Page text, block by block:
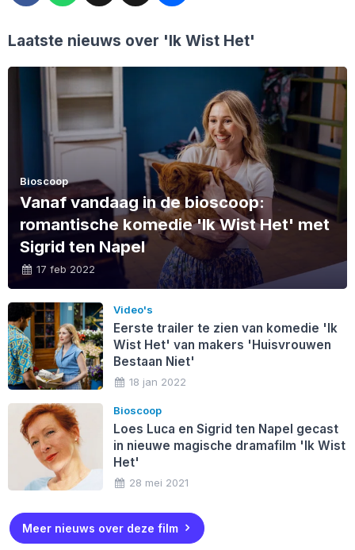
Laatste nieuws over 'Ik Wist Het'
Bioscoop
Vanaf vandaag in de bioscoop:
romantische komedie 'Ik Wist Het' met
Sigrid ten Napel
17 feb 2022
Video's
Eerste trailer te zien van komedie 'Ik
Wist Het' van makers 'Huisvrouwen
Bestaan Niet'
18 jan 2022
Bioscoop
Loes Luca en Sigrid ten Napel gecast
in nieuwe magische dramafilm 'Ik Wist
Het'
28 mei 2021
Meer nieuws over deze film